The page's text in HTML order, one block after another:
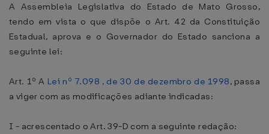
A Assembleia Legislativa do Estado de Mato Grosso,
tendo em vista o que dispõe o Art. 42 da Constituição
Estadual, aprova e o Governador do Estado sanciona a
seguinte lei:
Art. 1º A Lei nº 7.098 , de 30 de dezembro de 1998, passa
a viger com as modificações adiante indicadas:
I - acrescentado o Art. 39-D com a seguinte redação: